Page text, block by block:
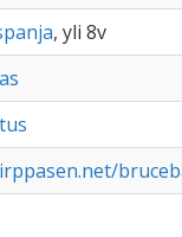
, yli 8v